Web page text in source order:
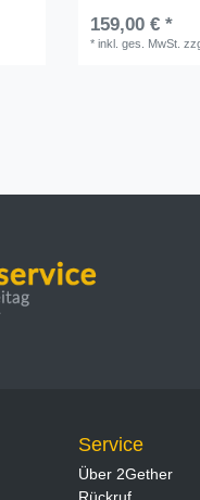
159,00 € *
*inkl. ges. MwSt.
Service
Über 2Gether